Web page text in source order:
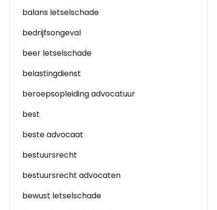
balans letselschade
bedrijfsongeval
beer letselschade
belastingdienst
beroepsopleiding advocatuur
best
beste advocaat
bestuursrecht
bestuursrecht advocaten
bewust letselschade